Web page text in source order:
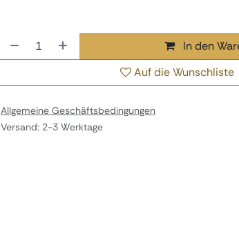
In den
Auf die Wunschliste
Allgemeine Geschäftsbedingungen
Versand: 2-3 Werktage